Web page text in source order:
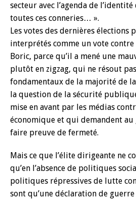
secteur avec l’agenda de
toutes ces conneries… ».
Les votes des dernières élections
interprétés comme un vote
Boric, parce qu’il a mené une
plutôt en zigzag, qui ne résout
fondamentaux de la majorité de
la question de la sécurité
mise en avant par les médias
économique et qui demandent
faire preuve de fermeté.
Mais ce que l’élite dirigeante ne
qu’en l’absence de politiques
politiques répressives de lutte
sont qu’une déclaration de